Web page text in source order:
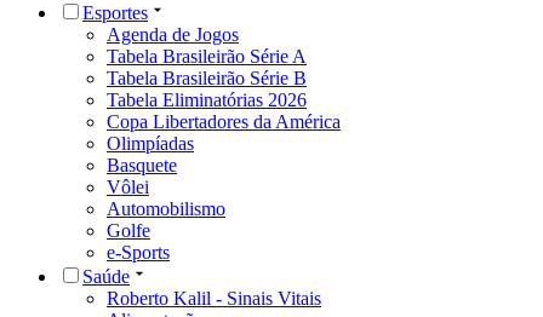
Esportes
Agenda de Jogos
Tabela Brasileirão Série A
Tabela Brasileirão Série B
Tabela Eliminatórias 2026
Copa Libertadores da América
Olimpíadas
Basquete
Vôlei
Automobilismo
Golfe
e-Sports
Saúde
Roberto Kalil - Sinais Vitais